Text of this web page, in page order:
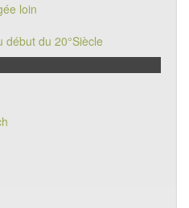
loin
début du 20°Siècle